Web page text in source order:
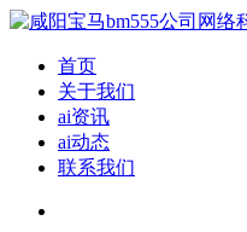
首页
关于我们
ai资讯
ai动态
联系我们